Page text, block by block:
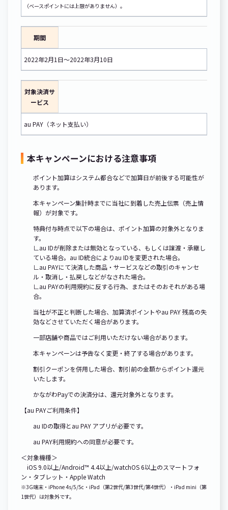
（ベースポイントには上限がありません）。
期間
2022年2月1日～2022年3月10日
対象決済サ
ービス
au PAY（ネット支払い）
本キャンペーンにおける注意事項
ポイント加算はシステム都合などで加算日が前後する可能性が
あります。
本キャンペーン集計時までに当社に到着した売上伝票（売上情
報）が対象です。
特典付与時点で以下の場合は、ポイント加算の対象外となりま
す。
∟au IDが削除または無効となっている、もしくは譲渡・承継し
ている場合。au ID統合によりau IDを変更された場合。
∟au PAYにて決済した商品・サービスなどの取引のキャンセ
ル・取消し・払戻しなどがなされた場合。
∟au PAYの利用規約に反する行為、またはそのおそれがある場
合。
当社が不正と判断した場合、加算済ポイントやau PAY 残高の失
効などさせていただく場合があります。
一部店舗や商品ではご利用いただけない場合があります。
本キャンペーンは予告なく変更・終了する場合があります。
割引クーポンを併用した場合、割引前の金額からポイント還元
いたします。
かながわPayでの決済分は、還元対象外となります。
【au PAYご利用条件】
au IDの取得とau PAY アプリが必要です。
au PAY利用規約への同意が必要です。
＜対象機種＞
iOS 9.0以上/Android™ 4.4以上/watchOS 6以上のスマートフォ
ン・タブレット・Apple Watch
※3G端末・iPhone 4s/5/5c・iPad（第2世代/第3世代/第4世代）・iPad mini（第
1世代）は対象外です。